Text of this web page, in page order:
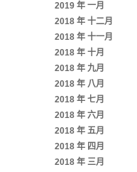
2019 年 一月
2018 年 十二月
2018 年 十一月
2018 年 十月
2018 年 九月
2018 年 八月
2018 年 七月
2018 年 六月
2018 年 五月
2018 年 四月
2018 年 三月